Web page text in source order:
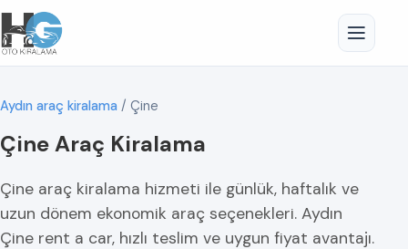
Aydın araç kiralama / Çine
Çine Araç Kiralama
Çine araç kiralama hizmeti ile günlük, haftalık ve
uzun dönem ekonomik araç seçenekleri. Aydın
Çine rent a car, hızlı teslim ve uygun fiyat avantajı.